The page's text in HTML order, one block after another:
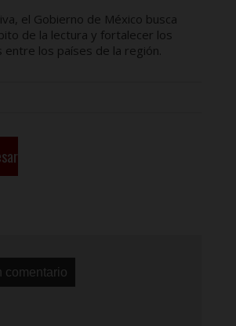
el Gobierno de México busca
de la lectura y fortalecer los
entre los países de la región.
comentario